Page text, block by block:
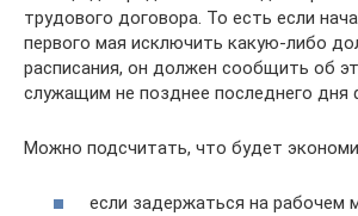
трудового договора. То есть если
первого мая исключить какую-либо
расписания, он должен сообщить об
служащим не позднее последнего дня
Можно подсчитать, что будет
если задержаться на рабочем